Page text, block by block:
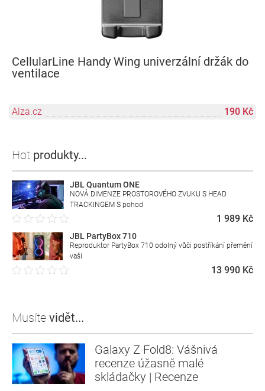
CellularLine Handy Wing univerzální držák do
ventilace
Alza.cz 190 Kč
Hot produkty...
JBL Quantum ONE
NOVÁ DIMENZE PROSTOROVÉHO ZVUKU S HEAD
TRACKINGEM S pohod
1 989 Kč
JBL PartyBox 710
Reproduktor PartyBox 710 odolný vůči postříkání přemění
vaši
13 990 Kč
Musíte vidět...
Galaxy Z Fold8: Vášnivá
recenze úžasně malé
skládačky | Recenze